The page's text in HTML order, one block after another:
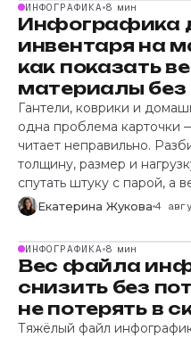
ИНФОГРАФИКА 8 мин
Инфографика
инвентаря на
как показать
материалы
Гантели, коврики и
одна проблема карточки
читает неправильно.
толщину, размер и
спутать штуку с парой, а
тренажёра.
Екатерина Жукова 4
ИНФОГРАФИКА 8 мин
Вес файла
снизить без
не потерять в
Тяжёлый файл